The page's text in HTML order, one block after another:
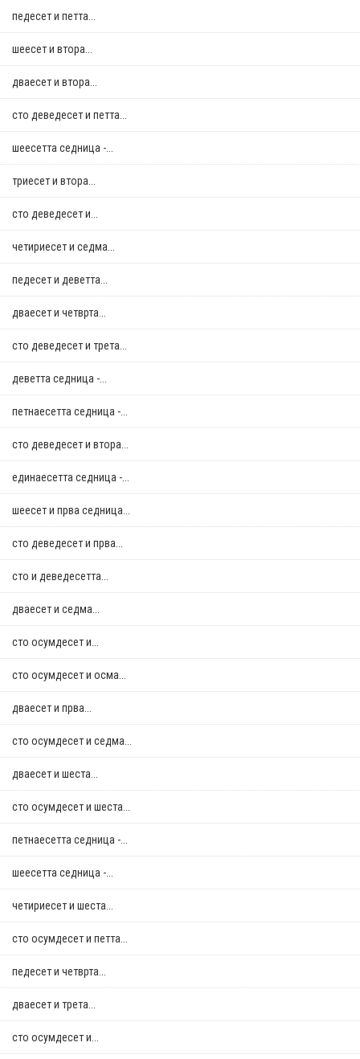
педесет и петта...
шеесет и втора...
дваесет и втора...
сто деведесет и петта...
шеесетта седница -...
триесет и втора...
сто деведесет и...
четириесет и седма...
педесет и деветта...
дваесет и четврта...
сто деведесет и трета...
деветта седница -...
петнаесетта седница -...
сто деведесет и втора...
единаесетта седница -...
шеесет и прва седница...
сто деведесет и прва...
сто и деведесетта...
дваесет и седма...
сто осумдесет и...
сто осумдесет и осма...
дваесет и прва...
сто осумдесет и седма...
дваесет и шеста...
сто осумдесет и шеста...
петнаесетта седница -...
шеесетта седница -...
четириесет и шеста...
сто осумдесет и петта...
педесет и четврта...
дваесет и трета...
сто осумдесет и...